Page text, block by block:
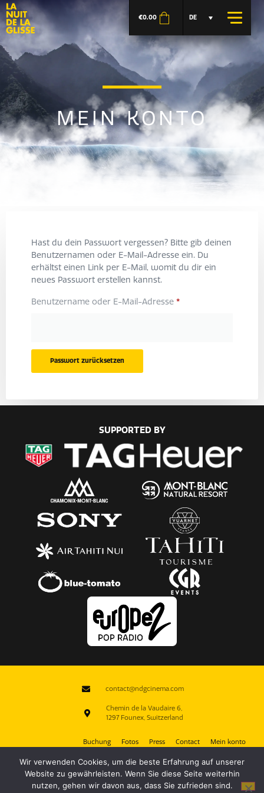
€0.00 DE
MEIN KONTO
Hast du dein Passwort vergessen? Bitte gib deinen
Benutzernamen oder E-Mail-Adresse ein. Du
erhältst einen Link per E-Mail, womit du dir ein
neues Passwort erstellen kannst.
Benutzername oder E-Mail-Adresse *
Passwort zurücksetzen
SUPPORTED BY
contact@ndgcinema.com
Chemin de la Vaudaire 6,
1297 Founex, Switzerland
Buchung Fotos Press Contact Mein konto
Wir verwenden Cookies, um die beste Erfahrung auf unserer
Website zu gewährleisten. Wenn Sie diese Seite weiterhin
nutzen, gehen wir davon aus, dass Sie zufrieden sind.